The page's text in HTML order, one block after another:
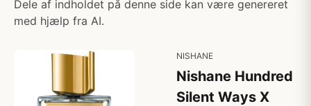
Dele af indholdet på denne side kan være genereret
med hjælp fra AI.
NISHANE
Nishane Hundred
Silent Ways X